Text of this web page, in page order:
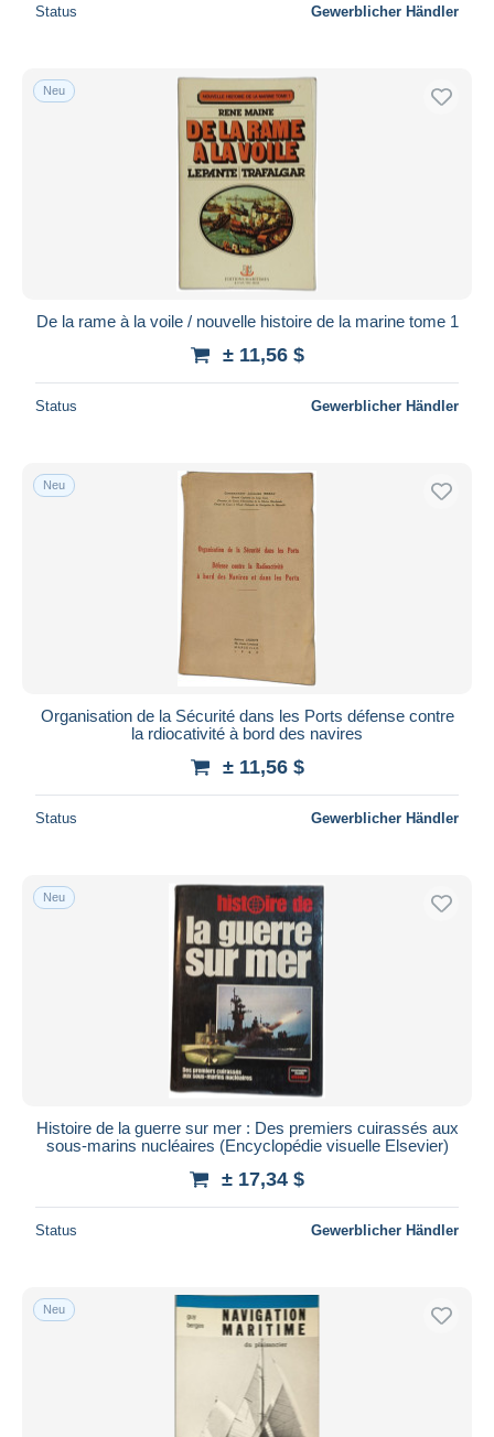
Status Gewerblicher Händler
Neu
De la rame à la voile / nouvelle histoire de la marine tome 1
± 11,56 $
Status Gewerblicher Händler
Neu
Organisation de la Sécurité dans les Ports défense contre
la rdiocativité à bord des navires
± 11,56 $
Status Gewerblicher Händler
Neu
Histoire de la guerre sur mer : Des premiers cuirassés aux
sous-marins nucléaires (Encyclopédie visuelle Elsevier)
± 17,34 $
Status Gewerblicher Händler
Neu